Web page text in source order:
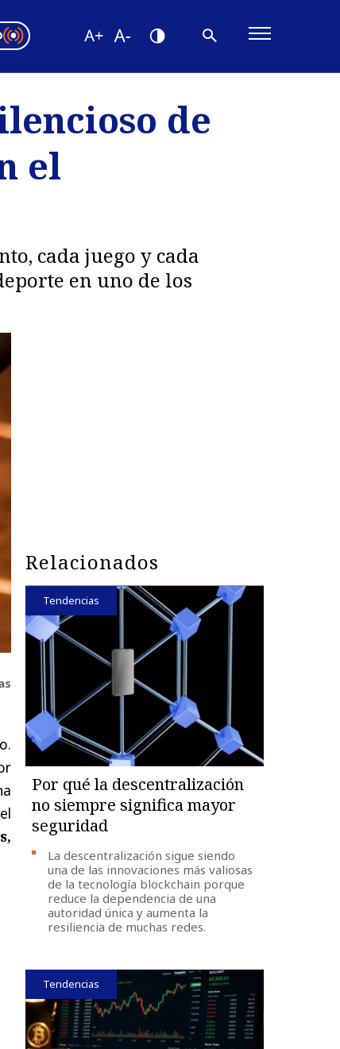
de
el
cada juego y cada
en uno de los
Relacionados
Tendencias
Por qué la descentralización
no siempre significa mayor
seguridad
La descentralización sigue siendo
una de las innovaciones más valiosas
de la tecnología blockchain porque
reduce la dependencia de una
autoridad única y aumenta la
resiliencia de muchas redes.
Tendencias